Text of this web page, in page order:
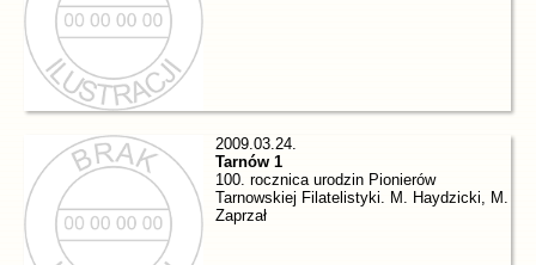
2009.03.24.
Tarnów 1
100. rocznica urodzin Pionierów
Tarnowskiej Filatelistyki. M. Haydzicki, M.
Zaprzał